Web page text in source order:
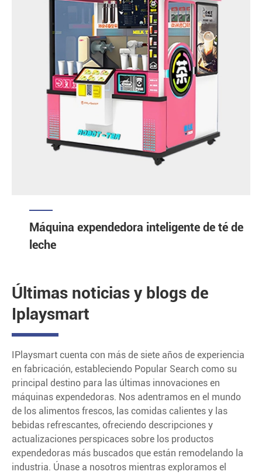
Máquina expendedora inteligente de té de
leche
Últimas noticias y blogs de
Iplaysmart
IPlaysmart cuenta con más de siete años de experiencia
en fabricación, estableciendo Popular Search como su
principal destino para las últimas innovaciones en
máquinas expendedoras. Nos adentramos en el mundo
de los alimentos frescos, las comidas calientes y las
bebidas refrescantes, ofreciendo descripciones y
actualizaciones perspicaces sobre los productos
expendedoras más buscados que están remodelando la
industria. Únase a nosotros mientras exploramos el